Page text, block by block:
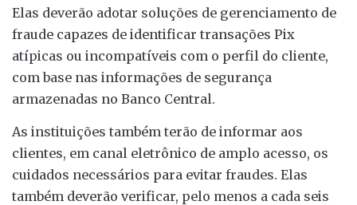
Elas deverão adotar soluções de gerenciamento de
fraude capazes de identificar transações Pix
atípicas ou incompatíveis com o perfil do cliente,
com base nas informações de segurança
armazenadas no Banco Central.
As instituições também terão de informar aos
clientes, em canal eletrônico de amplo acesso, os
cuidados necessários para evitar fraudes. Elas
também deverão verificar, pelo menos a cada seis